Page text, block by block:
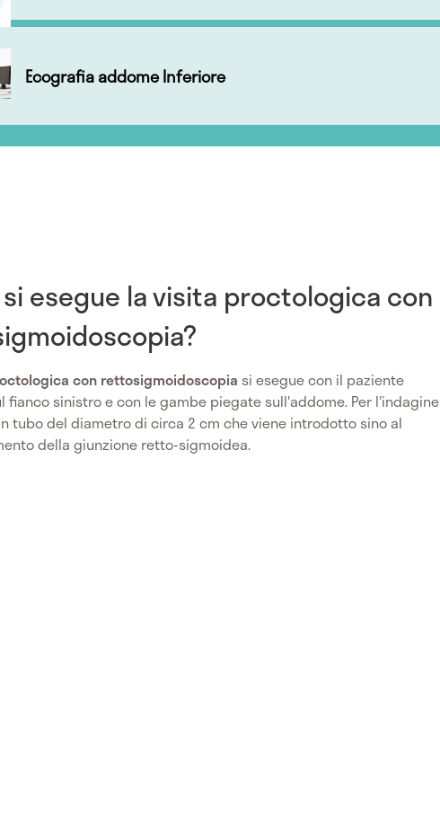
Ecografia addome Inferiore
si esegue la visita proctologica con
con rettosigmoidoscopia si esegue con il paziente
fianco sinistro e con le gambe piegate sull'addome. Per l'indagine
tubo del diametro di circa 2 cm che viene introdotto sino al
della giunzione retto-sigmoidea.